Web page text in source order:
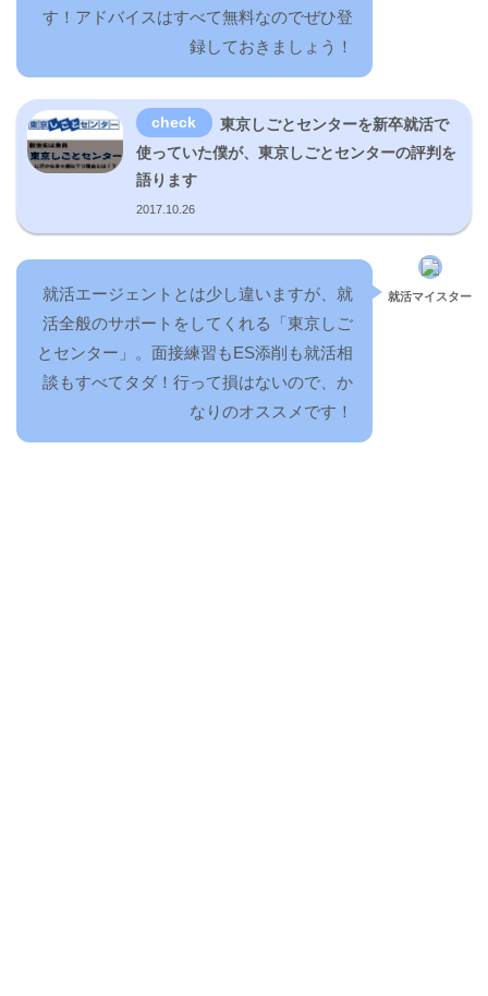
す！アドバイスはすべて無料なのでぜひ登
録しておきましょう！
東京しごとセンターを新卒就活で
使っていた僕が、東京しごとセンターの評判を
語ります
2017.10.26
就活マイスター
就活エージェントとは少し違いますが、就
活全般のサポートをしてくれる「東京しご
とセンター」。面接練習もES添削も就活相
談もすべてタダ！行って損はないので、か
なりのオススメです！